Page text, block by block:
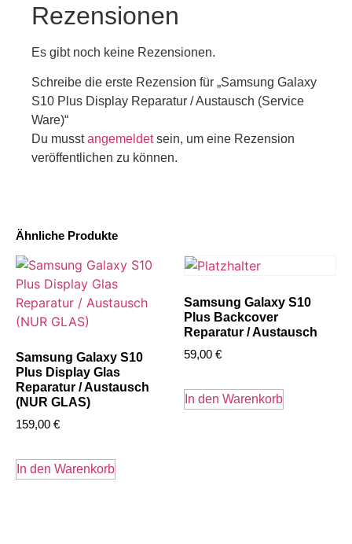
Ähnliche Produkte
Samsung Galaxy S10
Plus Display Glas
Reparatur / Austausch
(NUR GLAS)
159,00 €
In den Warenkorb
Samsung Galaxy S10
Plus Backcover
Reparatur / Austausch
59,00 €
In den Warenkorb
Rezensionen
Es gibt noch keine Rezensionen.
Schreibe die erste Rezension für „Samsung Galaxy
S10 Plus Display Reparatur / Austausch (Service
Ware)“
Du musstangemeldetsein, um eine Rezension
veröffentlichen zu können.